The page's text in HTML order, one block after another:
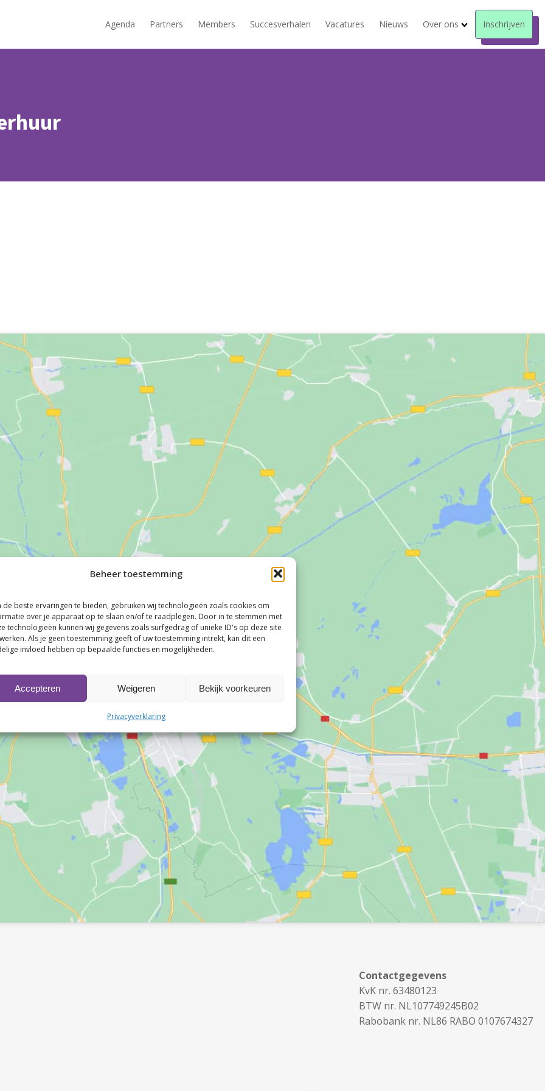
Beheer toestemming
de beste ervaringen te bieden, gebruiken wij technologieën zoals cookies om
over je apparaat op te slaan en/of te raadplegen. Door in te stemmen met
technologieën kunnen wij gegevens zoals surfgedrag of unieke ID's op deze site
Als je geen toestemming geeft of uw toestemming intrekt, kan dit een
invloed hebben op bepaalde functies en mogelijkheden.
Accepteren Weigeren Bekijk voorkeuren
Privacyverklaring
Agenda Partners Members Succesverhalen Vacatures Nieuws Over ons Inschrijven
Klik om marketing cookies te accepteren en
deze inhoud in te schakelen
Contactgegevens
KvK nr. 63480123
BTW nr. NL107749245B02
Rabobank nr. NL86 RABO 0107674327